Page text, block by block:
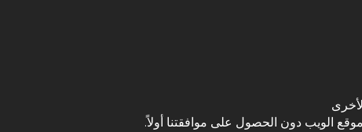
الويب دون الحصول على موافقتنا أولاً.